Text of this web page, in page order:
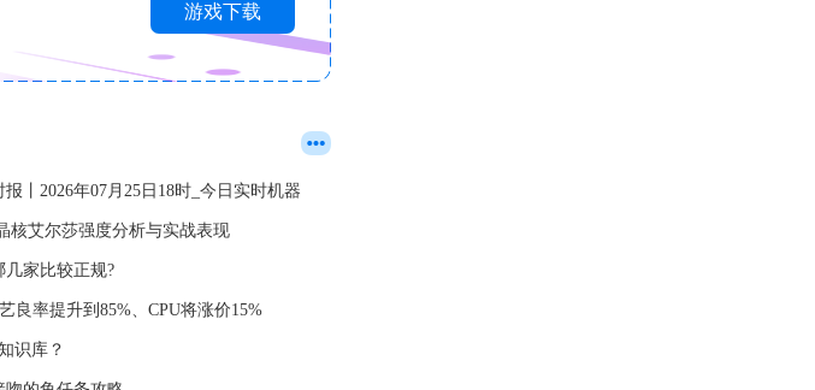
游戏下载
丨2026年07月25日18时_今日实时机器
核艾尔莎强度分析与实战表现
几家比较正规?
良率提升到85%、CPU将涨价15%
识库？